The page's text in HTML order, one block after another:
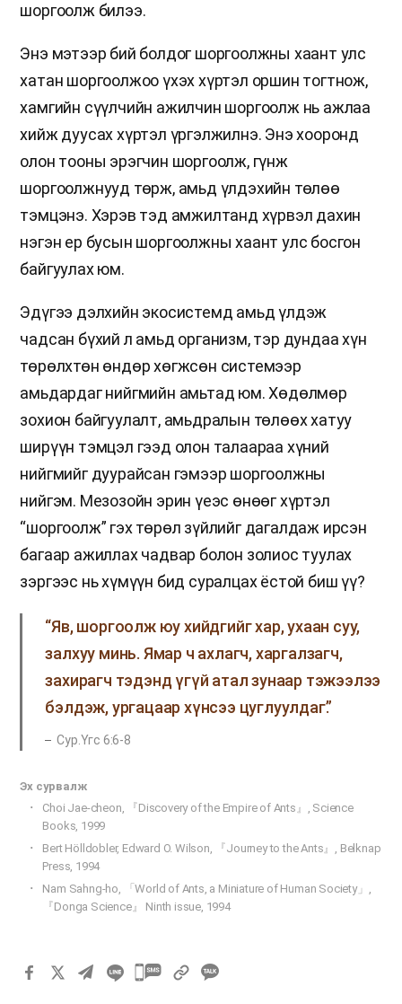
шоргоолж билээ.
Энэ мэтээр бий болдог шоргоолжны хаант улс
хатан шоргоолжоо үхэх хүртэл оршин тогтнож,
хамгийн сүүлчийн ажилчин шоргоолж нь ажлаа
хийж дуусах хүртэл үргэлжилнэ. Энэ хооронд
олон тооны эрэгчин шоргоолж, гүнж
шоргоолжнууд төрж, амьд үлдэхийн төлөө
тэмцэнэ. Хэрэв тэд амжилтанд хүрвэл дахин
нэгэн ер бусын шоргоолжны хаант улс босгон
байгуулах юм.
Эдүгээ дэлхийн экосистемд амьд үлдэж
чадсан бүхий л амьд организм, тэр дундаа хүн
төрөлхтөн өндөр хөгжсөн системээр
амьдардаг нийгмийн амьтад юм. Хөдөлмөр
зохион байгуулалт, амьдралын төлөөх хатуу
ширүүн тэмцэл гээд олон талаараа хүний
нийгмийг дуурайсан гэмээр шоргоолжны
нийгэм. Мезозойн эрин үеэс өнөөг хүртэл
“шоргоолж” гэх төрөл зүйлийг дагалдаж ирсэн
багаар ажиллах чадвар болон золиос туулах
зэргээс нь хүмүүн бид суралцах ёстой биш үү?
“Яв, шоргоолж юу хийдгийг хар, ухаан суу,
залхуу минь. Ямар ч ахлагч, харгалзагч,
захирагч тэдэнд үгүй атал зунаар тэжээлээ
бэлдэж, ургацаар хүнсээ цуглуулдаг.”
Сур.Үгс 6:6-8
​Эх сурвалж
Choi Jae-cheon, 『Discovery of the Empire of Ants』, Science
Books, 1999
Bert Hölldobler, Edward O. Wilson, 『Journey to the Ants』, Belknap
Press, 1994
Nam Sahng-ho, 「World of Ants, a Miniature of Human Society」,
『Donga Science』 Ninth issue, 1994
카